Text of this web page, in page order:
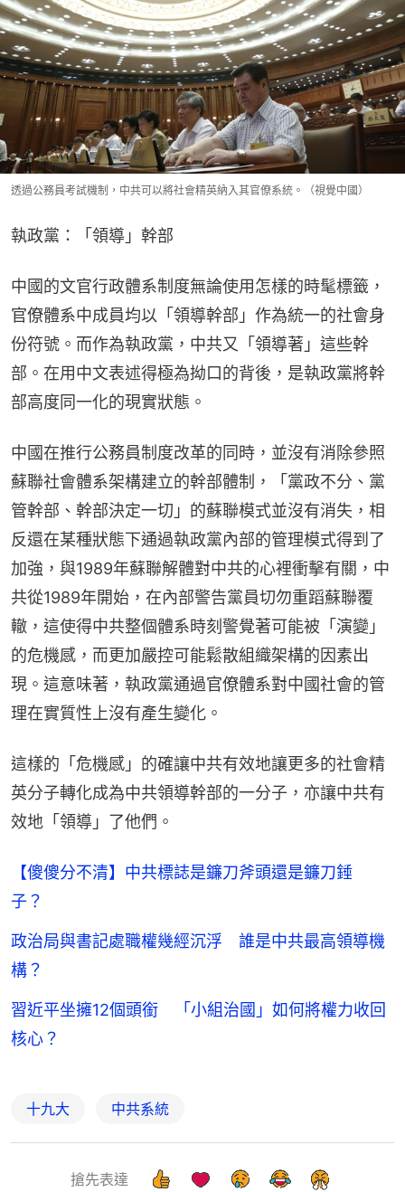
透過公務員考試機制，中共可以將社會精英納入其官僚系統。（視覺中國）
執政黨：「領導」幹部
中國的文官行政體系制度無論使用怎樣的時髦標籤，
官僚體系中成員均以「領導幹部」作為統一的社會身
份符號。而作為執政黨，中共又「領導著」這些幹
部。在用中文表述得極為拗口的背後，是執政黨將幹
部高度同一化的現實狀態。
中國在推行公務員制度改革的同時，並沒有消除參照
蘇聯社會體系架構建立的幹部體制，「黨政不分、黨
管幹部、幹部決定一切」的蘇聯模式並沒有消失，相
反還在某種狀態下通過執政黨內部的管理模式得到了
加強，與1989年蘇聯解體對中共的心裡衝擊有關，中
共從1989年開始，在內部警告黨員切勿重蹈蘇聯覆
轍，這使得中共整個體系時刻警覺著可能被「演變」
的危機感，而更加嚴控可能鬆散組織架構的因素出
現。這意味著，執政黨通過官僚體系對中國社會的管
理在實質性上沒有產生變化。
這樣的「危機感」的確讓中共有效地讓更多的社會精
英分子轉化成為中共領導幹部的一分子，亦讓中共有
效地「領導」了他們。
【傻傻分不清】中共標誌是鐮刀斧頭還是鐮刀錘
子？
政治局與書記處職權幾經沉浮 誰是中共最高領導機
構？
習近平坐擁12個頭銜 「小組治國」如何將權力收回
核心？
十九大 中共系統
搶先表達